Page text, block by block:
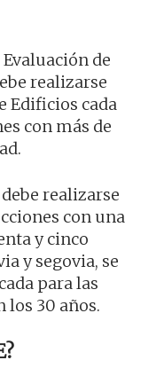
de
realizarse
Edificios cada
con más de
realizarse
con una
y cinco
y segovia, se
para las
los 30 años.